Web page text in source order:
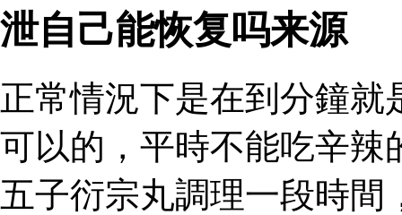
泄自己能恢复吗来源
正常情況下是在到分鐘
可以的，平時不能吃辛辣
五子衍宗丸調理一段時